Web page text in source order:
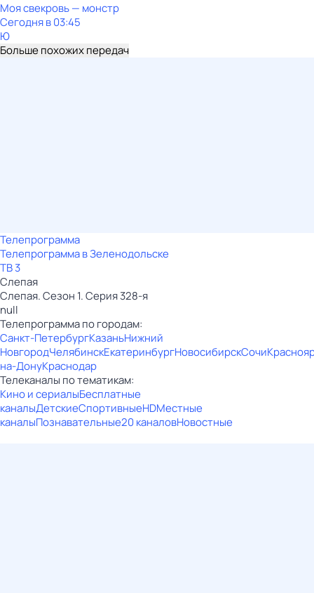
Моя свекровь — монстр
Сегодня в 03:45
Ю
Больше похожих передач
Телепрограмма
Телепрограмма в Зеленодольске
ТВ 3
Слепая
Слепая. Сезон 1. Серия 328-я
null
Телепрограмма по городам:
Санкт-ПетербургКазаньНижний
НовгородЧелябинскЕкатеринбургНовосибирскСочи
на-ДонуКраснодар
Телеканалы по тематикам:
Кино и сериалыБесплатные
каналыДетскиеСпортивныеHDМестные
каналыПознавательные20 каналовНовостные